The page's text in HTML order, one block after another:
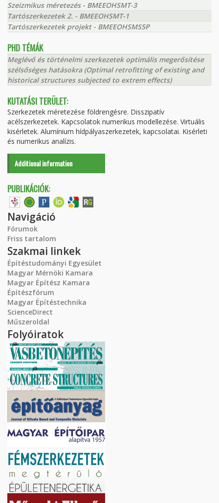
Szeizmikus méretezés - BMEEOHSMT-3
Tartószerkezetek 2. - BMEEOHSMT-1
Tartószerkezetek projekt - BMEEOHSMS5P
PHD TÉMÁK
Meglévő és történelmi szerkezetek optimális megerősítése
szélsőséges hatásokra (Optimal retrofitting of existing and
historical structures subjected to extrem effects)
KUTATÁSI TERÜLET:
Szerkezetek méretezése földrengésre. Disszipatív
acélszerkezetek. Kapcsolatok numerikus modellezése. Virtuális
kisérletek. Alumínium hídpályaszerkezetek, kapcsolatai. Kisérleti
és numerikus analízis.
Additional information
PUBLIKÁCIÓK:
Navigáció
Fórumok
Friss tartalom
Szakmai linkek
Építéstudományi Egyesület
Magyar Mérnöki Kamara
Magyar Építész Kamara
Építészfórum
Magyar Építéstechnika
ScienceDirect
Műszeroldal
Folyóiratok